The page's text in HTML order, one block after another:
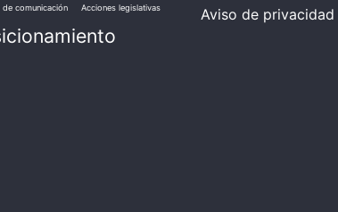
comunicación Acciones legislativas
Aviso de privacidad